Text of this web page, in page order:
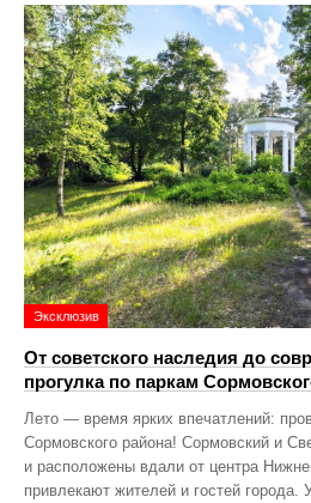
Эксклюзив
От советского наследия до
прогулка по паркам
Лето — время ярких впечатлений:
Сормовского района! Сормовский и
и расположены вдали от центра
привлекают жителей и гостей города.